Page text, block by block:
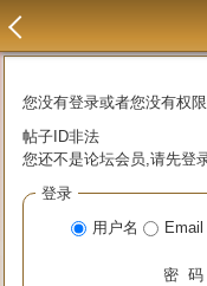
您没有登录或者您没有权
帖子ID非法
您还不是论坛会员,请先登
登录
用户名
Email
密 码